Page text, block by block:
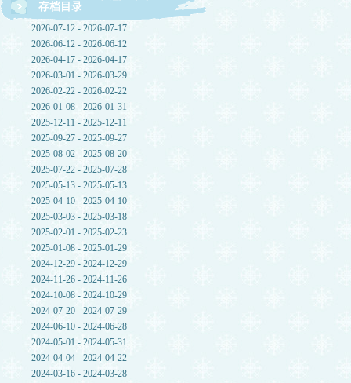
存档目录
2026-07-12 - 2026-07-17
2026-06-12 - 2026-06-12
2026-04-17 - 2026-04-17
2026-03-01 - 2026-03-29
2026-02-22 - 2026-02-22
2026-01-08 - 2026-01-31
2025-12-11 - 2025-12-11
2025-09-27 - 2025-09-27
2025-08-02 - 2025-08-20
2025-07-22 - 2025-07-28
2025-05-13 - 2025-05-13
2025-04-10 - 2025-04-10
2025-03-03 - 2025-03-18
2025-02-01 - 2025-02-23
2025-01-08 - 2025-01-29
2024-12-29 - 2024-12-29
2024-11-26 - 2024-11-26
2024-10-08 - 2024-10-29
2024-07-20 - 2024-07-29
2024-06-10 - 2024-06-28
2024-05-01 - 2024-05-31
2024-04-04 - 2024-04-22
2024-03-16 - 2024-03-28